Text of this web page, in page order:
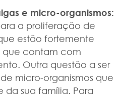
e micro-organismos:
a proliferação de
estão fortemente
que contam com
Outra questão a ser
micro-organismos que
da sua família. Para